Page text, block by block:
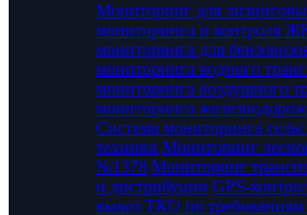
Мониторинг для
мониторинга и контроля
мониторинга для
мониторинга водного
мониторинга воздушного
мониторинга
Система мониторинга
техники Мониторинг
№1378 Мониторинг
и дистрибуции GPS-
вывоз ТКО по